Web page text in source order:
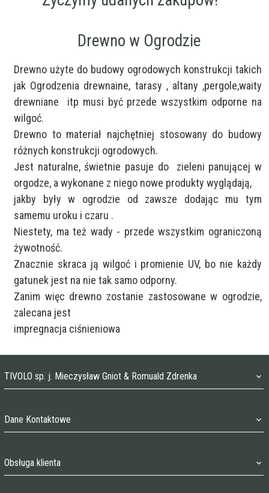
Drewno w Ogrodzie
Drewno użyte do budowy ogrodowych konstrukcji takich
jak Ogrodzenia drewnaine, tarasy , altany ,pergole,waity
drewniane  itp musi być przede wszystkim odporne na
wilgoć.
Drewno to materiał najchętniej stosowany do budowy
różnych konstrukcji ogrodowych.
Jest naturalne, świetnie pasuje do  zieleni panującej w
orgodze, a wykonane z niego nowe produkty wyglądają,
jakby były w ogrodzie od zawsze dodając mu tym
samemu uroku i czaru .
Niestety, ma też wady - przede wszystkim ograniczoną
żywotność.
Znacznie skraca ją wilgoć i promienie UV, bo nie każdy
gatunek jest na nie tak samo odporny.
Zanim więc drewno zostanie zastosowane w ogrodzie,
zalecana jest
impregnacja ciśnieniowa
TIVOLO sp. j. Mieczysław Gniot & Romuald Zdrenka
TIVOLO@O2.PL
Dane Kontaktowe
Obsługa klienta